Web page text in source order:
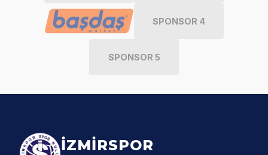
SPONSOR 4
SPONSOR 5
İZMİRSPOR